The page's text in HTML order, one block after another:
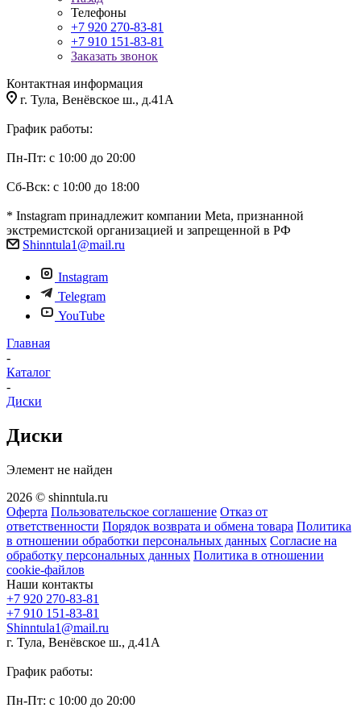
Телефоны
+7 920 270-83-81
+7 910 151-83-81
Заказать звонок
Контактная информация
г. Тула, Венёвское ш., д.41А
График работы:
Пн-Пт: с 10:00 до 20:00
Сб-Вск: с 10:00 до 18:00
* Instagram принадлежит компании Meta, признанной
экстремистской организацией и запрещенной в РФ
Shinntula1@mail.ru
Instagram
Telegram
YouTube
Главная
-
Каталог
-
Диски
Диски
Элемент не найден
2026 © shinntula.ru
Оферта Пользовательское соглашение Отказ от
ответственности Порядок возврата и обмена товара Политика
в отношении обработки персональных данных Согласие на
обработку персональных данных Политика в отношении
cookie-файлов
Наши контакты
+7 920 270-83-81
+7 910 151-83-81
Shinntula1@mail.ru
г. Тула, Венёвское ш., д.41А
График работы:
Пн-Пт: с 10:00 до 20:00